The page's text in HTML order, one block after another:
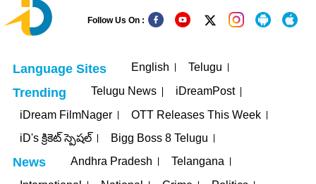
Follow Us On :
Language Sites English Telugu
Trending Telugu News
iDreamPost
iDream FilmNager
OTT Releases This Week
iD's క్రికెట్ స్పెషల్
Bigg Boss 8 Telugu
News Andhra Pradesh
Telangana